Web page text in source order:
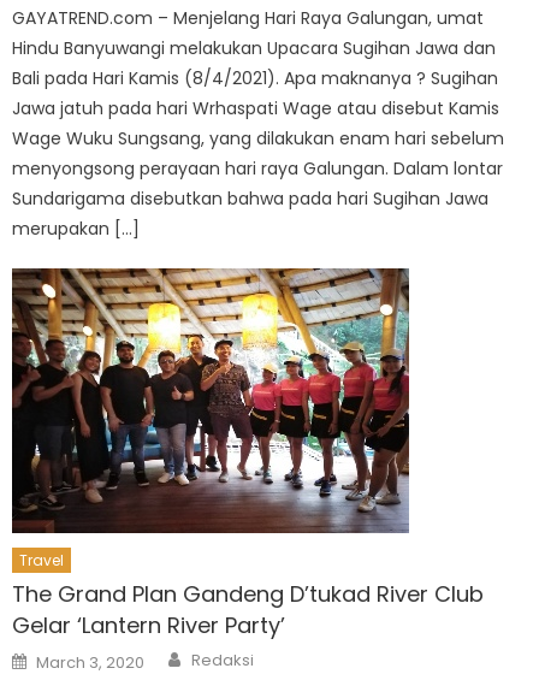
GAYATREND.com – Menjelang Hari Raya Galungan, umat
Hindu Banyuwangi melakukan Upacara Sugihan Jawa dan
Bali pada Hari Kamis (8/4/2021). Apa maknanya ? Sugihan
Jawa jatuh pada hari Wrhaspati Wage atau disebut Kamis
Wage Wuku Sungsang, yang dilakukan enam hari sebelum
menyongsong perayaan hari raya Galungan. Dalam lontar
Sundarigama disebutkan bahwa pada hari Sugihan Jawa
merupakan […]
Travel
The Grand Plan Gandeng D’tukad River Club
Gelar ‘Lantern River Party’
Posted
on
March 3, 2020 Author
Redaksi